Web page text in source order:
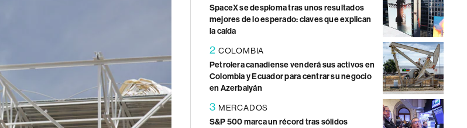
SpaceX se desploma tras unos resultados
mejores de lo esperado: claves que explican
la caída
2 COLOMBIA
Petrolera canadiense venderá sus activos en
Colombia y Ecuador para centrar su negocio
en Azerbaiyán
3 MERCADOS
S&P 500 marca un récord tras sólidos